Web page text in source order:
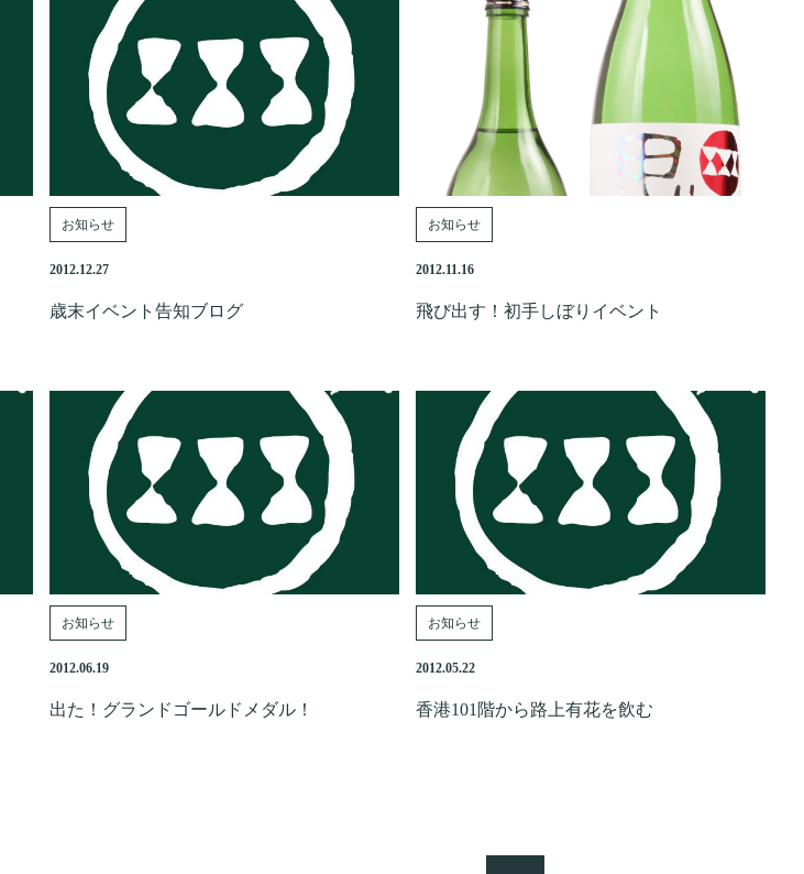
お知らせ
2012.12.27
歳末イベント告知ブログ
お知らせ
2012.11.16
飛び出す！初手しぼりイベント
お知らせ
2012.06.19
出た！グランドゴールドメダル！
お知らせ
2012.05.22
香港101階から路上有花を飲む